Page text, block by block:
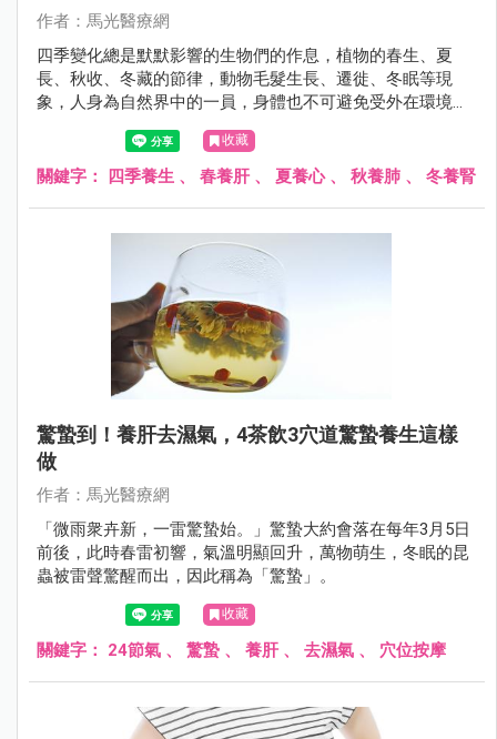
作者：馬光醫療網
四季變化總是默默影響的生物們的作息，植物的春生、夏
長、秋收、冬藏的節律，動物毛髮生長、遷徙、冬眠等現
象，人身為自然界中的一員，身體也不可避免受外在環境而
收藏
關鍵字： 四季養生 、 春養肝、 夏養心、 秋養肺 、 冬養腎
驚蟄到！養肝去濕氣，4茶飲3穴道驚蟄養生這樣
做
作者：馬光醫療網
「微雨衆卉新，一雷驚蟄始。」驚蟄大約會落在每年3月5日
前後，此時春雷初響，氣溫明顯回升，萬物萌生，冬眠的昆
蟲被雷聲驚醒而出，因此稱為「驚蟄」。
收藏
關鍵字： 24節氣 、 驚蟄 、 養肝、 去濕氣 、 穴位按摩